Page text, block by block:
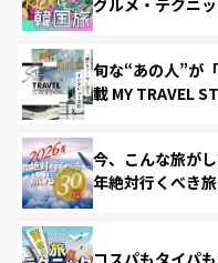
旬な“あの人”が
載 MY TRAVEL
今、こんな旅が
年絶対行くべき